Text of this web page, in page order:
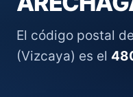
El código postal de
(Vizcaya) es el